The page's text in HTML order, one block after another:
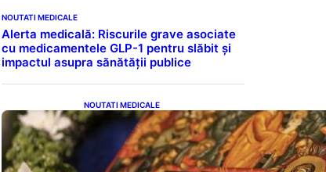
NOUTATI MEDICALE
Alerta medicală: Riscurile grave asociate
cu medicamentele GLP-1 pentru slăbit și
impactul asupra sănătății publice
NOUTATI MEDICALE
Postul Adormirii Maicii
Domnului: Tradiții,
Superstiții și Implicații
Spiritualitate în 2026